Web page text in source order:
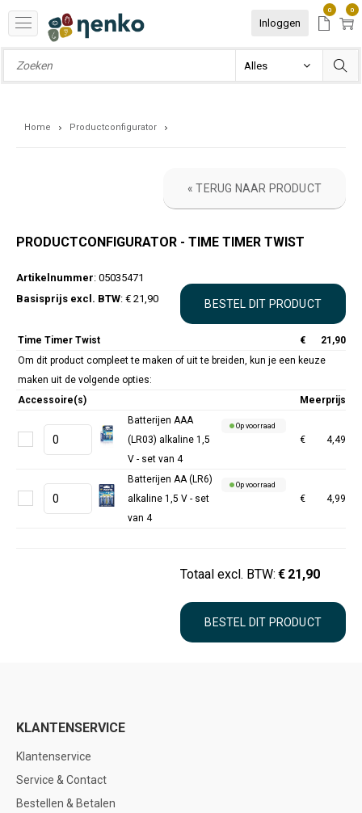
Inloggen
0 0
Home Productconfigurator
« TERUG NAAR PRODUCT
PRODUCTCONFIGURATOR - TIME TIMER TWIST
Artikelnummer: 05035471
Basisprijs excl. BTW: € 21,90
Time Timer Twist €
21,90
Om dit product compleet te maken of uit te breiden, kun je een keuze
maken uit de volgende opties:
Accessoire(s)
Meerprijs
Batterijen AAA
(LR03) alkaline 1,5
V - set van 4
Op voorraad
€ 4,49
Batterijen AA (LR6)
alkaline 1,5 V - set
van 4
Op voorraad
€ 4,99
Totaal excl. BTW: € 21,90
KLANTENSERVICE
Klantenservice
Service & Contact
Bestellen & Betalen